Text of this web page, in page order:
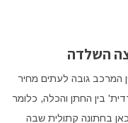
השלדה
גובה לעתים מחיר
בין החתן והכלה, כלומר
בחתונה קתולית שבה